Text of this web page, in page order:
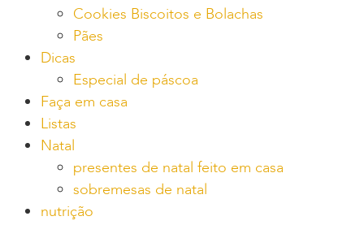
Cookies Biscoitos e Bolachas
Pães
Dicas
Especial de páscoa
Faça em casa
Listas
Natal
presentes de natal feito em casa
sobremesas de natal
nutrição